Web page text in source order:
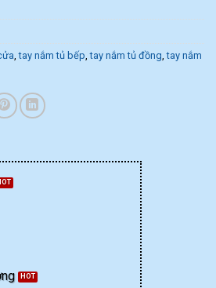
,tay nắm tủ bếp ,tay nắm tủ đồng ,tay nắm